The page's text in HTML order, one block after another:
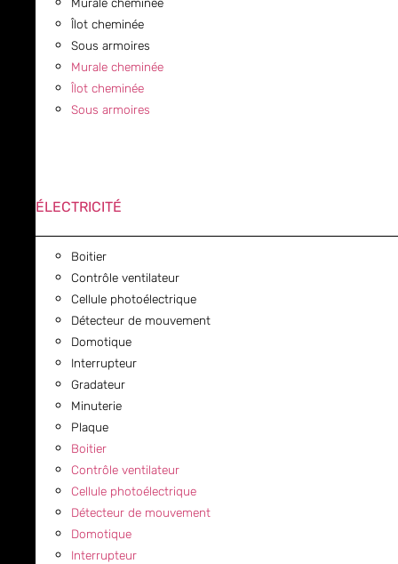
Îlot cheminée
Sous armoires
Murale cheminée
Îlot cheminée
Sous armoires
ÉLECTRICITÉ
Boitier
Contrôle ventilateur
Cellule photoélectrique
Détecteur de mouvement
Domotique
Interrupteur
Gradateur
Minuterie
Plaque
Boitier
Contrôle ventilateur
Cellule photoélectrique
Détecteur de mouvement
Domotique
Interrupteur